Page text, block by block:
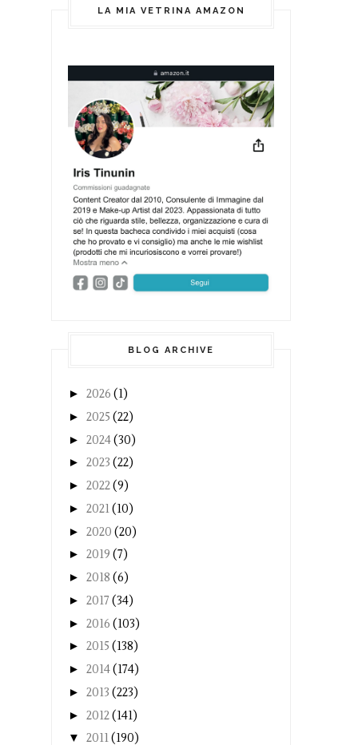
LA MIA VETRINA AMAZON
BLOG ARCHIVE
► 2026 (1)
► 2025 (22)
► 2024(30)
► 2023 (22)
► 2022(9)
► 2021(10)
► 2020 (20)
► 2019 (7)
► 2018 (6)
► 2017 (34)
► 2016 (103)
► 2015 (138)
► 2014(174)
► 2013 (223)
► 2012(141)
▼ 2011(190)